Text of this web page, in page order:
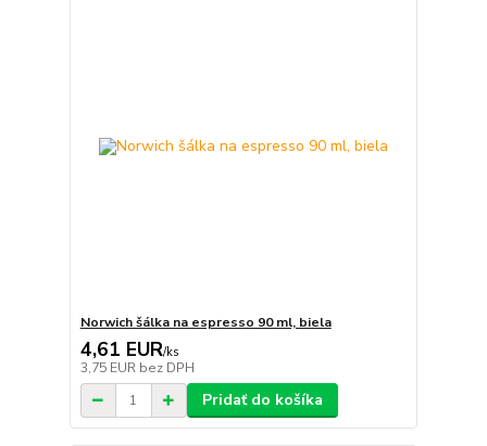
Norwich šálka na espresso 90 ml, biela
4,61 EUR/ks
3,75 EUR bez DPH
Pridať do košíka